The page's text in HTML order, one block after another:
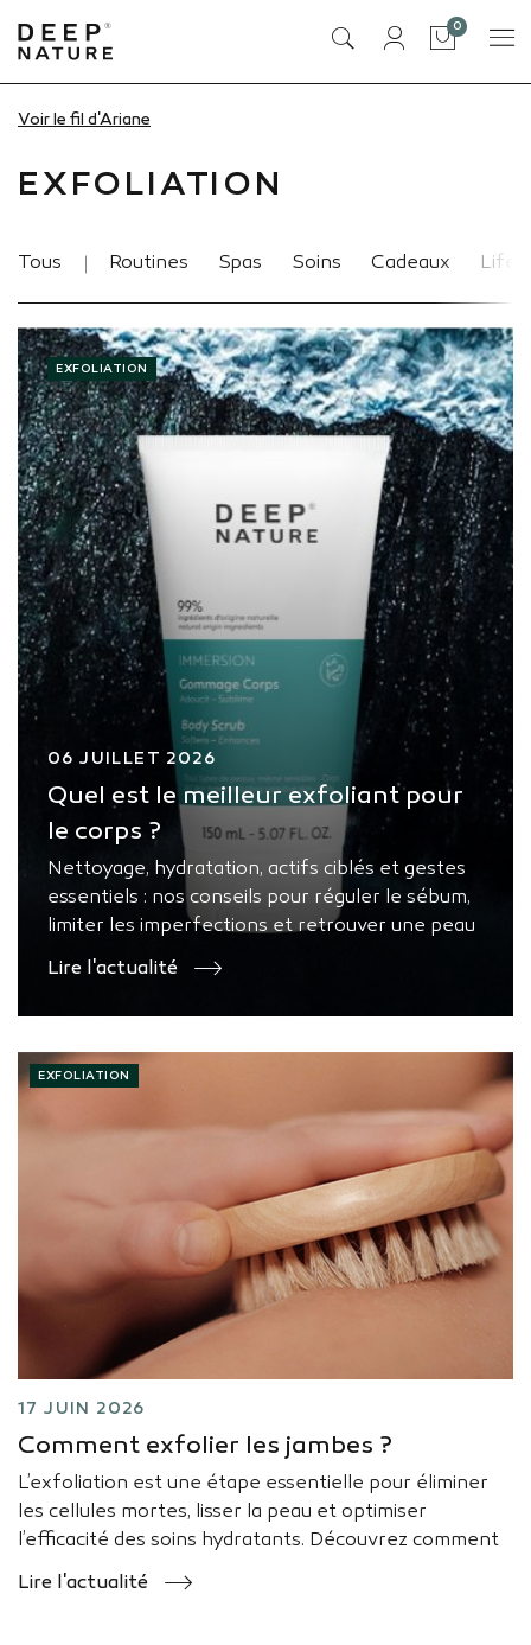
Panier
0articles
Voir le fil d'Ariane
EXFOLIATION
Tous Routines Spas Soins Cadeaux
EXFOLIATION
06 JUILLET 2026
Quel est le meilleur exfoliant pour
le corps ?
Nettoyage, hydratation, actifs ciblés et gestes
essentiels : nos conseils pour réguler le sébum,
limiter les imperfections et retrouver une peau
nette, équilibrée et lumineuse au quotidien.
Lire l'actualité
EXFOLIATION
17 JUIN 2026
Comment exfolier les jambes ?
L’exfoliation est une étape essentielle pour éliminer
les cellules mortes, lisser la peau et optimiser
l’efficacité des soins hydratants. Découvrez comment
exfolier les jambes sans les agresser.
Lire l'actualité